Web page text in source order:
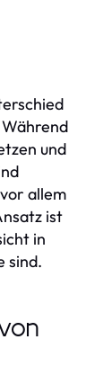
und
allem
ist
in
sind.